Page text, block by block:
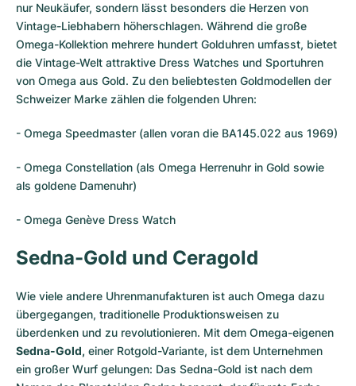
nur Neukäufer, sondern lässt besonders die Herzen von
Vintage-Liebhabern höherschlagen. Während die große
Omega-Kollektion mehrere hundert Golduhren umfasst, bietet
die Vintage-Welt attraktive Dress Watches und Sportuhren
von Omega aus Gold. Zu den beliebtesten Goldmodellen der
Schweizer Marke zählen die folgenden Uhren:
- Omega Speedmaster (allen voran die BA145.022 aus 1969)
- Omega Constellation (als Omega Herrenuhr in Gold sowie
als goldene Damenuhr)
- Omega Genève Dress Watch
Sedna-Gold und Ceragold
Wie viele andere Uhrenmanufakturen ist auch Omega dazu
übergegangen, traditionelle Produktionsweisen zu
überdenken und zu revolutionieren. Mit dem Omega-eigenen
Sedna-Gold, einer Rotgold-Variante, ist dem Unternehmen
ein großer Wurf gelungen: Das Sedna-Gold ist nach dem